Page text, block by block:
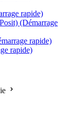
rapide)
(Démarrage
rapide)
rapide)